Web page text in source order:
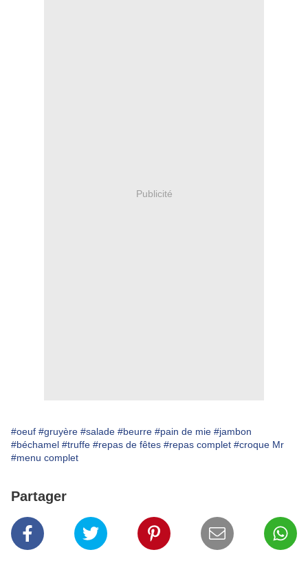
Publicité
#oeuf #gruyère #salade #beurre #pain de mie #jambon
#béchamel #truffe #repas de fêtes #repas complet #croque Mr
#menu complet
Partager